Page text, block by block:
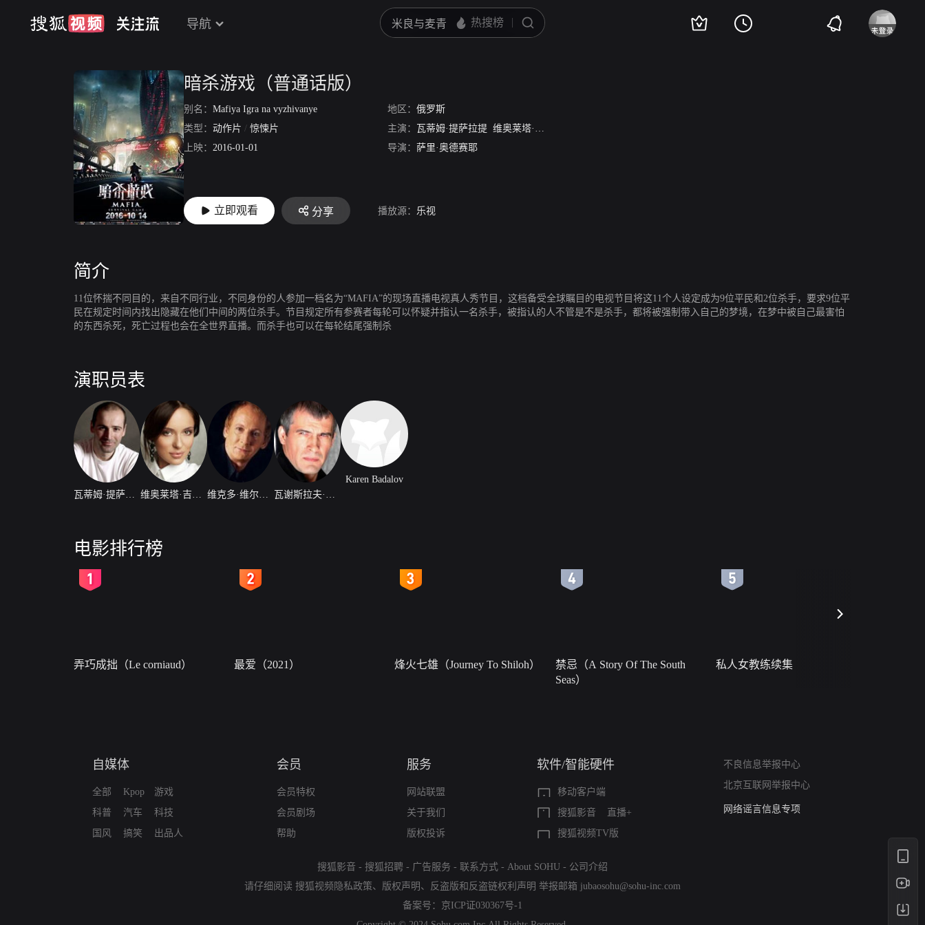
导航
暗杀游戏（普通话版）
别名： Mafiya Igra na vyzhivanye 地区： 俄罗斯
类型： 动作片 / 惊悚片 主演： 瓦蒂姆·提萨拉提 维奥莱塔·吉特孟斯塔雅
上映： 2016-01-01 导演： 萨里·奥德赛耶
立即观看 分享 播放源： 乐视
简介
11位怀揣不同目的，来自不同行业，不同身份的人参加一档名为“MAFIA”的现场直播电视真人秀节目，这档备受全球瞩目的电视节目将这11个人设定成为9位平民和2位杀手，要求9位平
民在规定时间内找出隐藏在他们中间的两位杀手。节目规定所有参赛者每轮可以怀疑并指认一名杀手，被指认的人不管是不是杀手，都将被强制带入自己的梦境，在梦中被自己最害怕
的东西杀死，死亡过程也会在全世界直播。而杀手也可以在每轮结尾强制杀
演职员表
Karen Badalov
电影排行榜
弄巧成拙（Le corniaud） 最爱（2021） 烽火七雄（Journey To Shiloh）
禁忌（A Story Of The South
Seas）
私人女教练续集
自媒体
全部
科普
国风
Kpop
汽车
搞笑
游戏
科技
出品人
会员
会员特权
会员剧场
帮助
服务
网站联盟
关于我们
版权投诉
软件/智能硬件
移动客户端
搜狐影音
直播+
搜狐视频TV版
不良信息举报中心
北京互联网举报中心
涉历史虚无举报
网络谣言信息专项
搜狐影音 - 搜狐招聘 - 广告服务 - 联系方式 - About SOHU - 公司介绍
请仔细阅读 搜狐视频隐私政策、 版权声明 、 反盗版和反盗链权利声明 举报邮箱 jubaosohu@sohu-inc.com
备案号： 京ICP证030367号-1